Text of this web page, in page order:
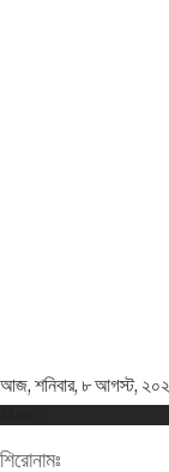
আজ, শনিবার, ৮ আগস্ট, ২০২৬
শিরোনামঃ